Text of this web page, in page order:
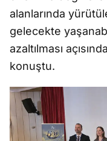
alanlarında
gelecekte
azaltılması
konuştu.